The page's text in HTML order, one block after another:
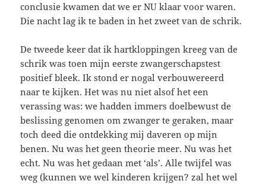
conclusie kwamen dat we er NU klaar voor waren.
Die nacht lag ik te baden in het zweet van de schrik.
De tweede keer dat ik hartkloppingen kreeg van de
schrik was toen mijn eerste zwangerschapstest
positief bleek. Ik stond er nogal verbouwereerd
naar te kijken. Het was nu niet alsof het een
verassing was: we hadden immers doelbewust de
beslissing genomen om zwanger te geraken, maar
toch deed die ontdekking mij daveren op mijn
benen. Nu was het geen theorie meer. Nu was het
echt. Nu was het gedaan met ‘als’. Alle twijfel was
weg (kunnen we wel kinderen krijgen? zal het wel